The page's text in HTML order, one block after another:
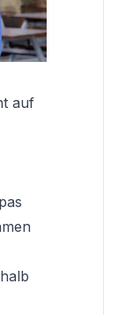
auf